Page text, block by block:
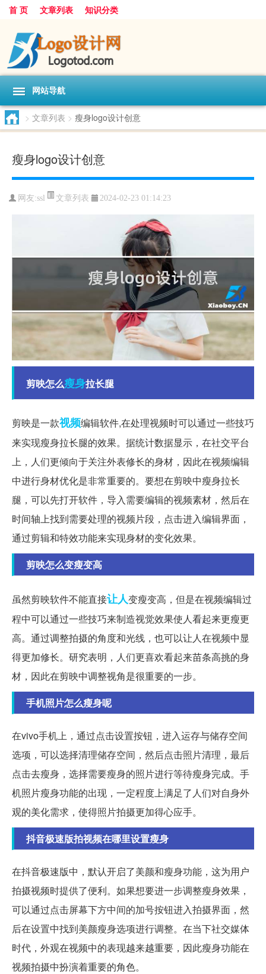
首 页 文章列表 知识分类
网站导航
> 文章列表 > 瘦身logo设计创意
瘦身logo设计创意
网友:ssl 文章列表 2024-02-23 01:14:23
剪映怎么瘦身拉长腿
剪映是一款视频编辑软件,在处理视频时可以通过一些技巧
来实现瘦身拉长腿的效果。据统计数据显示，在社交平台
上，人们更倾向于关注外表修长的身材，因此在视频编辑
中进行身材优化是非常重要的。要想在剪映中瘦身拉长
腿，可以先打开软件，导入需要编辑的视频素材，然后在
时间轴上找到需要处理的视频片段，点击进入编辑界面，
通过剪辑和特效功能来实现身材的变化效果。
剪映怎么变瘦变高
虽然剪映软件不能直接让人变瘦变高，但是在视频编辑过
程中可以通过一些技巧来制造视觉效果使人看起来更瘦更
高。通过调整拍摄的角度和光线，也可以让人在视频中显
得更加修长。研究表明，人们更喜欢看起来苗条高挑的身
材，因此在剪映中调整视角是很重要的一步。
手机照片怎么瘦身呢
在vivo手机上，通过点击设置按钮，进入运存与储存空间
选项，可以选择清理储存空间，然后点击照片清理，最后
点击去瘦身，选择需要瘦身的照片进行等待瘦身完成。手
机照片瘦身功能的出现，一定程度上满足了人们对自身外
观的美化需求，使得照片拍摄更加得心应手。
抖音极速版拍视频在哪里设置瘦身
在抖音极速版中，默认开启了美颜和瘦身功能，这为用户
拍摄视频时提供了便利。如果想要进一步调整瘦身效果，
可以通过点击屏幕下方中间的加号按钮进入拍摄界面，然
后在设置中找到美颜瘦身选项进行调整。在当下社交媒体
时代，外观在视频中的表现越来越重要，因此瘦身功能在
视频拍摄中扮演着重要的角色。